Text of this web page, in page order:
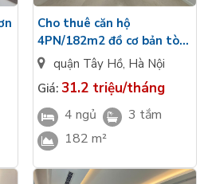
Cho thuê căn hộ
4PN/182m2 đồ cơ bản tòa
P2 Ciputra
quận Tây Hồ, Hà Nội
Giá: 31.2 triệu/tháng
4 ngủ
3 tắm
182 m²